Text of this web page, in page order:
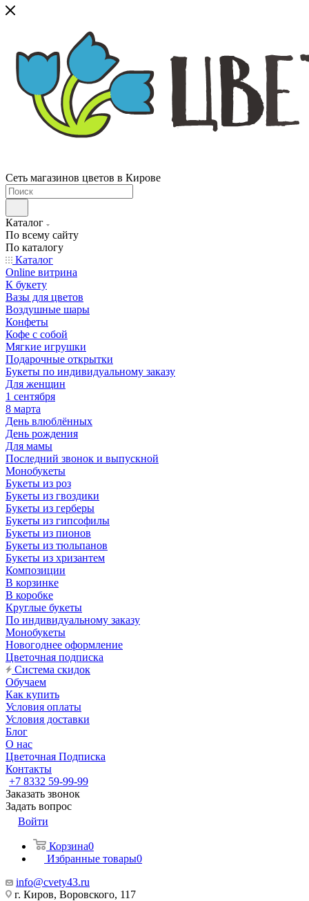
Сеть магазинов цветов в Кирове
Каталог
По всему сайту
По каталогу
Каталог
Online витрина
К букету
Вазы для цветов
Воздушные шары
Конфеты
Кофе с собой
Мягкие игрушки
Подарочные открытки
Букеты по индивидуальному заказу
Для женщин
1 сентября
8 марта
День влюблённых
День рождения
Для мамы
Последний звонок и выпускной
Монобукеты
Букеты из роз
Букеты из гвоздики
Букеты из герберы
Букеты из гипсофилы
Букеты из пионов
Букеты из тюльпанов
Букеты из хризантем
Композиции
В корзинке
В коробке
Круглые букеты
По индивидуальному заказу
Монобукеты
Новогоднее оформление
Цветочная подписка
Система скидок
Обучаем
Как купить
Условия оплаты
Условия доставки
Блог
О нас
Цветочная Подписка
Контакты
+7 8332 59-99-99
Заказать звонок
Задать вопрос
Войти
Корзина0
Избранные товары0
info@cvety43.ru
г. Киров, Воровского, 117